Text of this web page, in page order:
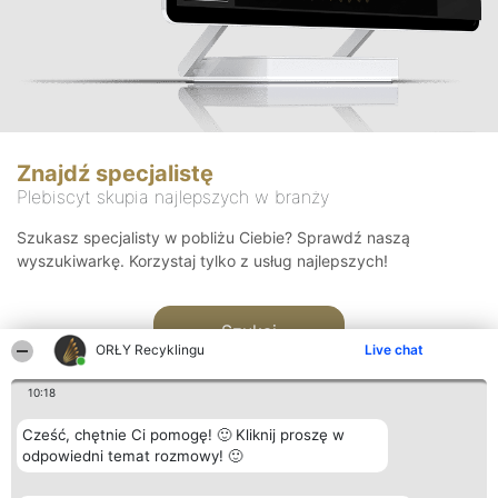
ORŁY Recyklingu Live chat
10:18
Cześć, chętnie Ci pomogę! 🙂 Kliknij proszę w
odpowiedni temat rozmowy! 🙂
Znajdź specjalistę
Plebiscyt skupia najlepszych w branży
Szukasz specjalisty w pobliżu Ciebie? Sprawdź naszą
wyszukiwarkę. Korzystaj tylko z usług najlepszych!
Szukaj
Organizator plebiscytu Plebiscyt Kontakt